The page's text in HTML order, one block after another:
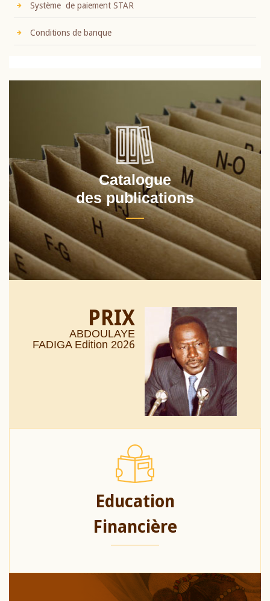
Système de paiement STAR
Conditions de banque
Catalogue
des publications
PRIX
ABDOULAYE
FADIGA Edition 2026
Education
Financière